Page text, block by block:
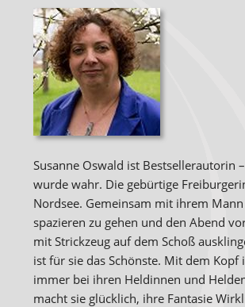
Susanne Oswald ist Bestsellerautorin
wurde wahr. Die gebürtige
Nordsee. Gemeinsam mit ihrem
spazieren zu gehen und den Abend
mit Strickzeug auf dem Schoß
ist für sie das Schönste. Mit dem Kopf
immer bei ihren Heldinnen und
macht sie glücklich, ihre Fantasie